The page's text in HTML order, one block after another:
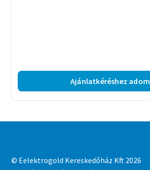
Ajánlatkéréshez adom
© Eelektrogold Kereskedőház Kft 2026